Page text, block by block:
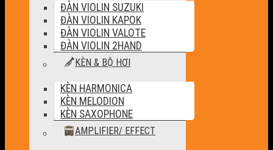
ĐÀN VIOLIN SUZUKI
ĐÀN VIOLIN KAPOK
ĐÀN VIOLIN VALOTE
ĐÀN VIOLIN 2HAND
KÈN & BỘ HƠI
KÈN HARMONICA
KÈN MELODION
KÈN SAXOPHONE
AMPLIFIER/ EFFECT